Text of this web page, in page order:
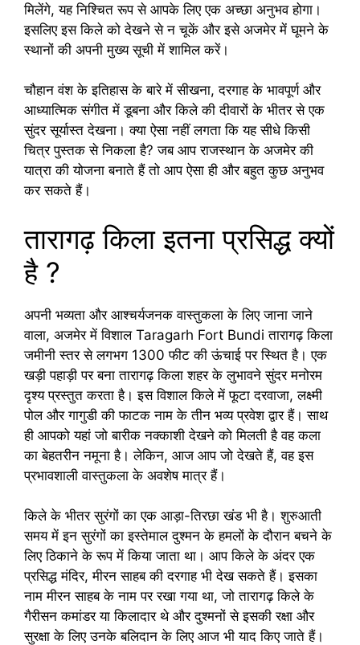
मिलेंगे, यह निश्चित रूप से आपके लिए एक अच्छा अनुभव होगा।
इसलिए इस किले को देखने से न चूकें और इसे अजमेर में घूमने के
स्थानों की अपनी मुख्य सूची में शामिल करें।
चौहान वंश के इतिहास के बारे में सीखना, दरगाह के भावपूर्ण और
आध्यात्मिक संगीत में डूबना और किले की दीवारों के भीतर से एक
सुंदर सूर्यास्त देखना। क्या ऐसा नहीं लगता कि यह सीधे किसी
चित्र पुस्तक से निकला है? जब आप राजस्थान के अजमेर की
यात्रा की योजना बनाते हैं तो आप ऐसा ही और बहुत कुछ अनुभव
कर सकते हैं।
तारागढ़ किला इतना प्रसिद्ध क्यों
है ?
अपनी भव्यता और आश्चर्यजनक वास्तुकला के लिए जाना जाने
वाला, अजमेर में विशाल Taragarh Fort Bundi तारागढ़ किला
जमीनी स्तर से लगभग 1300 फीट की ऊंचाई पर स्थित है। एक
खड़ी पहाड़ी पर बना तारागढ़ किला शहर के लुभावने सुंदर मनोरम
दृश्य प्रस्तुत करता है। इस विशाल किले में फूटा दरवाजा, लक्ष्मी
पोल और गागुडी की फाटक नाम के तीन भव्य प्रवेश द्वार हैं। साथ
ही आपको यहां जो बारीक नक्काशी देखने को मिलती है वह कला
का बेहतरीन नमूना है। लेकिन, आज आप जो देखते हैं, वह इस
प्रभावशाली वास्तुकला के अवशेष मात्र हैं।
किले के भीतर सुरंगों का एक आड़ा-तिरछा खंड भी है। शुरुआती
समय में इन सुरंगों का इस्तेमाल दुश्मन के हमलों के दौरान बचने के
लिए ठिकाने के रूप में किया जाता था। आप किले के अंदर एक
प्रसिद्ध मंदिर, मीरन साहब की दरगाह भी देख सकते हैं। इसका
नाम मीरन साहब के नाम पर रखा गया था, जो तारागढ़ किले के
गैरीसन कमांडर या किलादार थे और दुश्मनों से इसकी रक्षा और
सुरक्षा के लिए उनके बलिदान के लिए आज भी याद किए जाते हैं।